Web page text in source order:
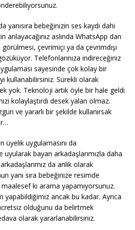
yanısıra bebeğinizin ses kaydı dahi
anlayacağınız aslında WhatsApp dan
görülmesi, çevrimiçi ya da çevrimdışı
Telefonlarınıza indireceğiniz
sayesinde çok kolay bir
kullanabilirsiniz. Sürekli olarak
yok. Teknoloji artık öyle bir hale geldi
kolaylaştırdı desek yalan olmaz.
ve yararlı bir şekilde kullanırsak
üyelik uygulamasını da
uyularak bayan arkadaşlarımızla daha
da anlık olarak
yanı sıra bebeğinize resimde
ki arama yapamıyorsunuz.
yapabildiğimiz ancak bu kadar. Ayrıca
olduğunu da belirtmek
olarak yararlanabilirsiniz.